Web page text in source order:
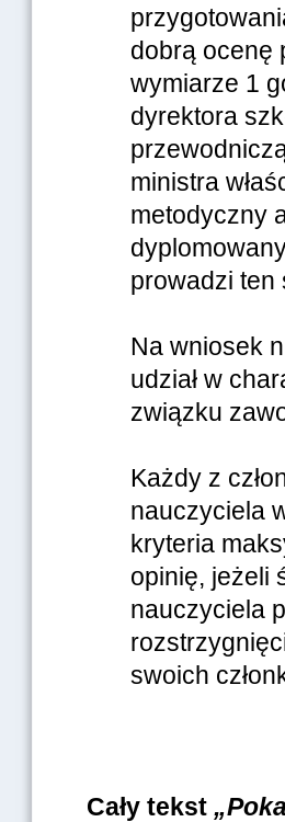
dobrą ocenę
wymiarze 1
dyrektora
ministra
metodyczny
prowadzi ten
Na wniosek
udział w
związku
Każdy z
nauczyciela
kryteria
opinię, jeżeli
nauczyciela
swoich
Cały tekst